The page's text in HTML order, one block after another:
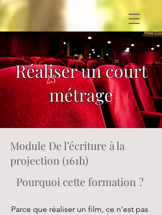
Réaliser un court
métrage
Module De l’écriture à la
projection (161h)
Pourquoi cette formation ?
Parce que réaliser un film, ce n’est pas